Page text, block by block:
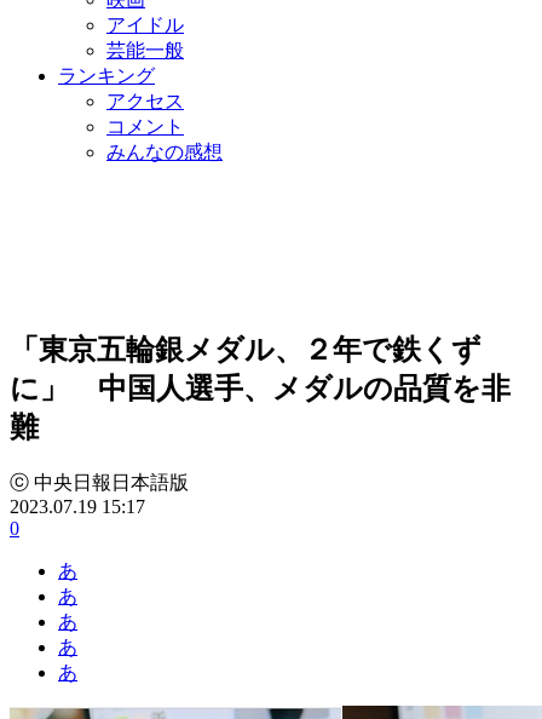
アイドル
芸能一般
ランキング
アクセス
コメント
みんなの感想
「東京五輪銀メダル、２年で鉄くず
に」 中国人選手、メダルの品質を非
難
ⓒ 中央日報日本語版
2023.07.19 15:17
0
あ
あ
あ
あ
あ